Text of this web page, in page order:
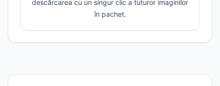
descărcarea cu un singur clic a tuturor imaginilor
în pachet.